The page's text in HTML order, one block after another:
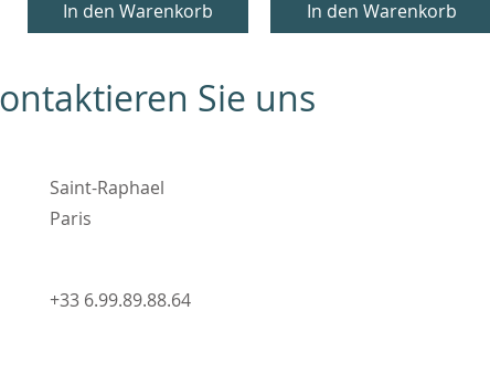
In den Warenkorb In den Warenkorb
Sie uns
Saint-Raphael
Paris
+33 6.99.89.88.64